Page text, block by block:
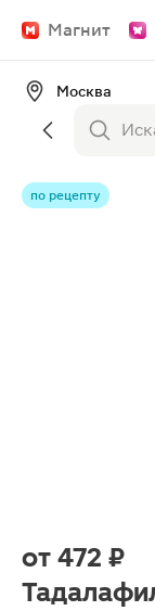
Магнит
Москва
по рецепту
от 472 ₽